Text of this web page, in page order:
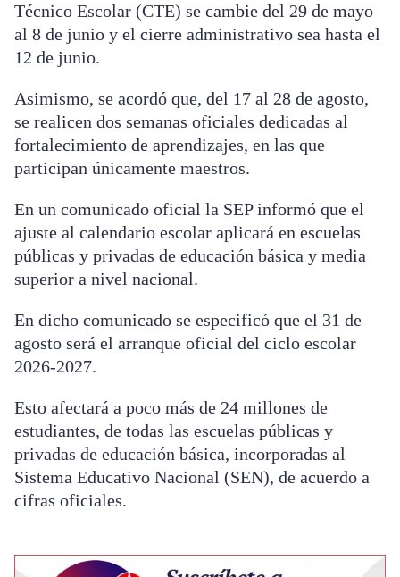
Técnico Escolar (CTE) se cambie del 29 de mayo
al 8 de junio y el cierre administrativo sea hasta el
12 de junio.
Asimismo, se acordó que, del 17 al 28 de agosto,
se realicen dos semanas oficiales dedicadas al
fortalecimiento de aprendizajes, en las que
participan únicamente maestros.
En un comunicado oficial la SEP informó que el
ajuste al calendario escolar aplicará en escuelas
públicas y privadas de educación básica y media
superior a nivel nacional.
En dicho comunicado se especificó que el 31 de
agosto será el arranque oficial del ciclo escolar
2026-2027.
Esto afectará a poco más de 24 millones de
estudiantes, de todas las escuelas públicas y
privadas de educación básica, incorporadas al
Sistema Educativo Nacional (SEN), de acuerdo a
cifras oficiales.